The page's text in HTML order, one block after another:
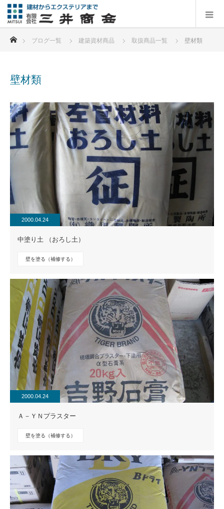
ブログ一覧 建築資材商品 取扱商品一覧 壁材類
壁材類
2000.04.24
中塗り土 （おろし土）
壁を塗る（補修する）
2000.04.24
Ａ－ＹＮプラスター
壁を塗る（補修する）